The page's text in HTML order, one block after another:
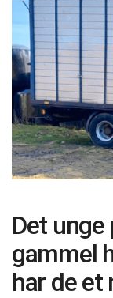
Det
gammel
har de